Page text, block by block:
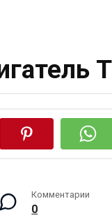
Комментарии
0